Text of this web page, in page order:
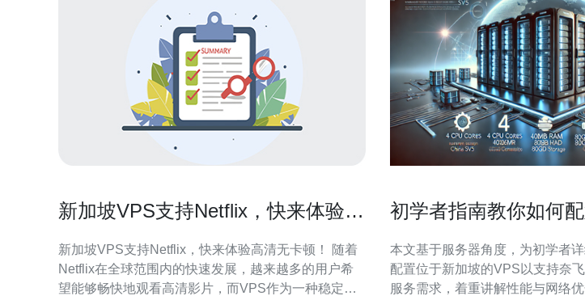
新加坡VPS支持Netflix，快来体验高
新加坡VPS支持Netflix，快来体验高清无卡顿！ 随着
Netflix在全球范围内的快速发展，越来越多的用户希
望能够畅快地观看高清影片，而VPS作为一种稳定而
初学者指南教你如何
本文基于服务器角度，为初学者
配置位于新加坡的VPS以支持奈
服务需求，着重讲解性能与网络